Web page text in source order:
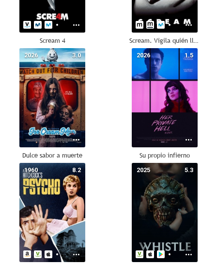
Scream 4 Scream. Vigila quién llama
3.0
2026
Dulce sabor a muerte
1.5
2026
Su propio infierno
8.2
1960 5.3
2025